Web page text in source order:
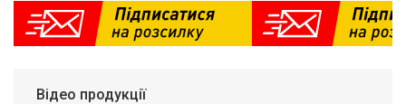
Відео продукції